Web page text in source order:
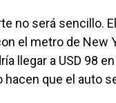
no será sencillo.
el metro de New
llegar a USD 98
que el auto